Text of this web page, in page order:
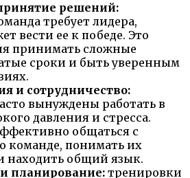
решений:
требует лидера,
вести ее к победе. Это
принимать сложные
сроки и быть уверенным
и сотрудничество:
вынуждены работать в
давления и стресса.
общаться с
команде, понимать их
находить общий язык.
планирование: тренировки